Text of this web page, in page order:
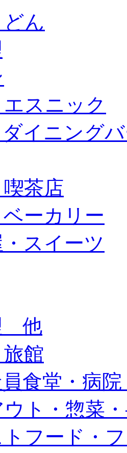
ん
スニック
イニング
茶店
ーカリー
スイーツ
他
館
食堂・病
ト・惣菜
フード・